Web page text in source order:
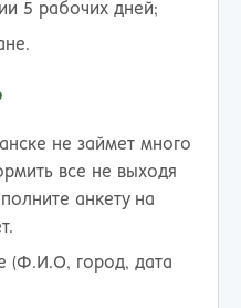
5 рабочих дней;
не займет много
все не выходя
анкету на
(Ф.И.О, город, дата